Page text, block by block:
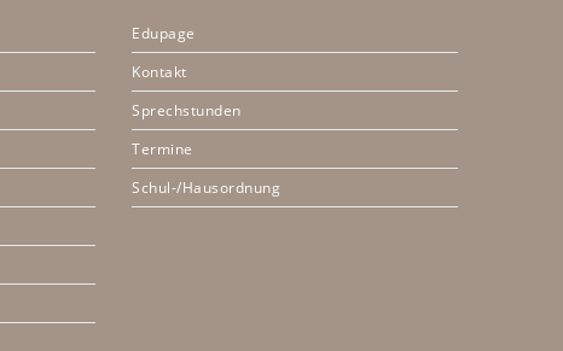
Edupage
Kontakt
Sprechstunden
Termine
Schul-/Hausordnung